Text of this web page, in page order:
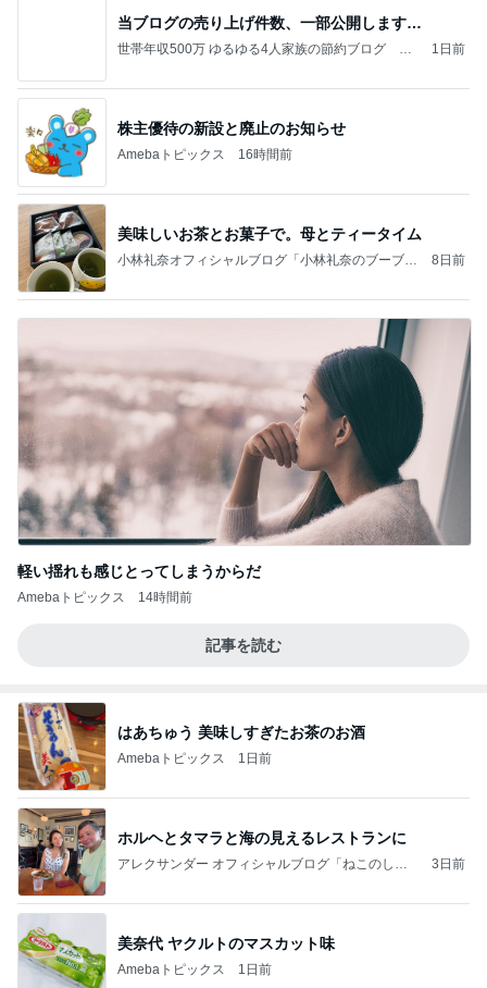
当ブログの売り上げ件数、一部公開します…
世帯年収500万 ゆるゆる4人家族の節約ブログ 〜
1日前
株主優待の新設と廃止のお知らせ
Amebaトピックス 16時間前
美味しいお茶とお菓子で。母とティータイム
小林礼奈オフィシャルブログ「小林礼奈のブーブー
8日前
軽い揺れも感じとってしまうからだ
Amebaトピックス 14時間前
記事を読む
はあちゅう 美味しすぎたお茶のお酒
Amebaトピックス 1日前
ホルヘとタマラと海の見えるレストランに
アレクサンダー オフィシャルブログ「ねこのしっ
3日前
美奈代 ヤクルトのマスカット味
Amebaトピックス 1日前